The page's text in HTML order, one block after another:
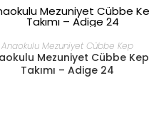
DEVAMINI OKU
Anaokulu Mezuniyet Cübbe Kep
Mezuniyet Cübbe Kep
Takımı – Adige 24